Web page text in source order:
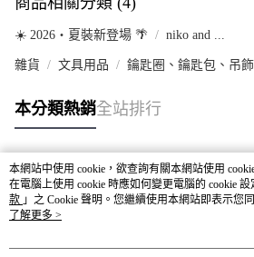
☀️ 2026・夏裝新登場 🌴 niko and ...
雜貨 文具用品 鑰匙圈、鑰匙包、吊飾
本分類熱銷全站排行
熱門標籤
本網站中使用 cookie，欲查詢有關本網站使用
在電腦上使用 cookie 時應如何變更電腦的 cookie
款 」之 Cookie 聲明。您繼續使用本網站即表示您
之 Cookie 聲明使用 cookie。
了解更多 >